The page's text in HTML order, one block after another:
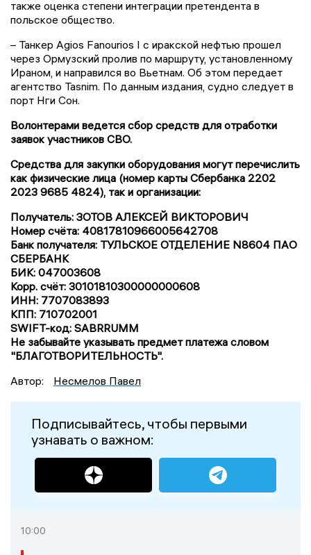
также оценка степени интеграции претендента в
польское общество.
– Танкер Agios Fanourios I с иракской нефтью прошел
через Ормузский пролив по маршруту, установленному
Ираном, и направился во Вьетнам. Об этом передает
агентство Tasnim. По данным издания, судно следует в
порт Нги Сон.
Волонтерами ведется сбор средств для отработки
заявок участников СВО.
Средства для закупки оборудования могут перечислить
как физические лица (номер карты Сбербанка 2202
2023 9685 4824), так и организации:
Получатель: ЗОТОВ АЛЕКСЕЙ ВИКТОРОВИЧ
Номер счёта: 40817810966005642708
Банк получателя: ТУЛЬСКОЕ ОТДЕЛЕНИЕ N8604 ПАО
СБЕРБАНК
БИК: 047003608
Корр. счёт: 30101810300000000608
ИНН: 7707083893
КПП: 710702001
SWIFT-код: SABRRUMM
Не забывайте указывать предмет платежа словом
"БЛАГОТВОРИТЕЛЬНОСТЬ".
Автор:
Несмелов Павел
Подписывайтесь, чтобы первыми
узнавать о важном:
10:00